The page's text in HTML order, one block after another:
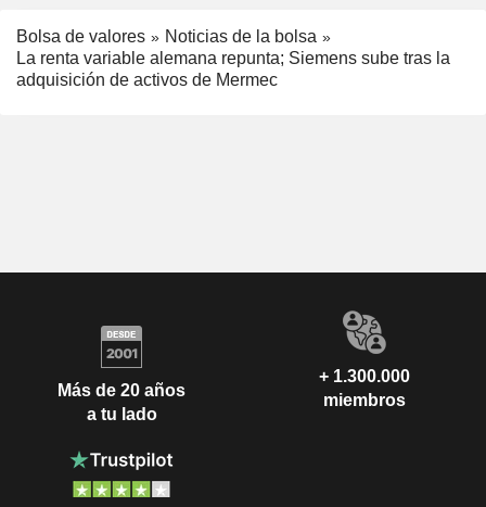
Bolsa de valores
Noticias de la bolsa
La renta variable alemana repunta; Siemens sube tras la
adquisición de activos de Mermec
Más de 20 años
a tu lado
+ 1.300.000
miembros